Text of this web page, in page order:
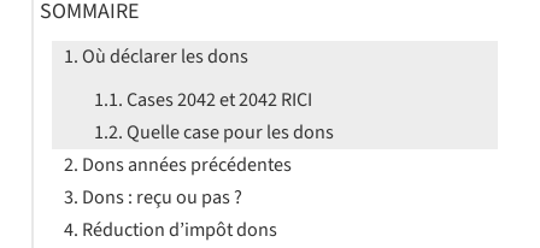
SOMMAIRE
Où déclarer les dons
Cases 2042 et 2042 RICI
Quelle case pour les dons
Dons années précédentes
Dons : reçu ou pas ?
Réduction d’impôt dons